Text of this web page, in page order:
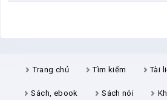
Trang chủ Tìm kiếm Tài
Sách, ebook Sách nói